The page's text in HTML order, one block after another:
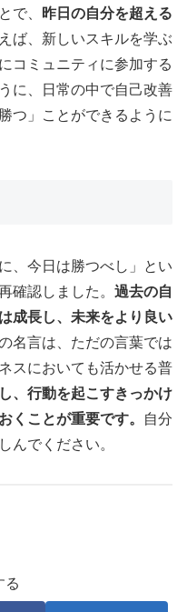
で、
昨日の自分を超える
ば、新しいスキルを学ぶ
コミュニティに参加する
に、日常の中で自己改善
つ」ことができるように
、今日は勝つべし」とい
確認しました。 過去の自
成長し、未来をより良い
名言は、ただの言葉では
スにおいても活かせる普
、行動を起こすきっかけ
くことが重要です。
自分
んでください。
る